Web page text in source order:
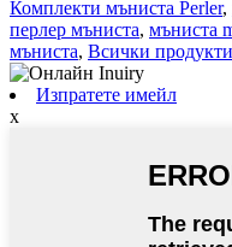
Комплекти мъниста Perler,
перлер мъниста, мъниста
мъниста, Всички продукти
Изпратете имейл
x